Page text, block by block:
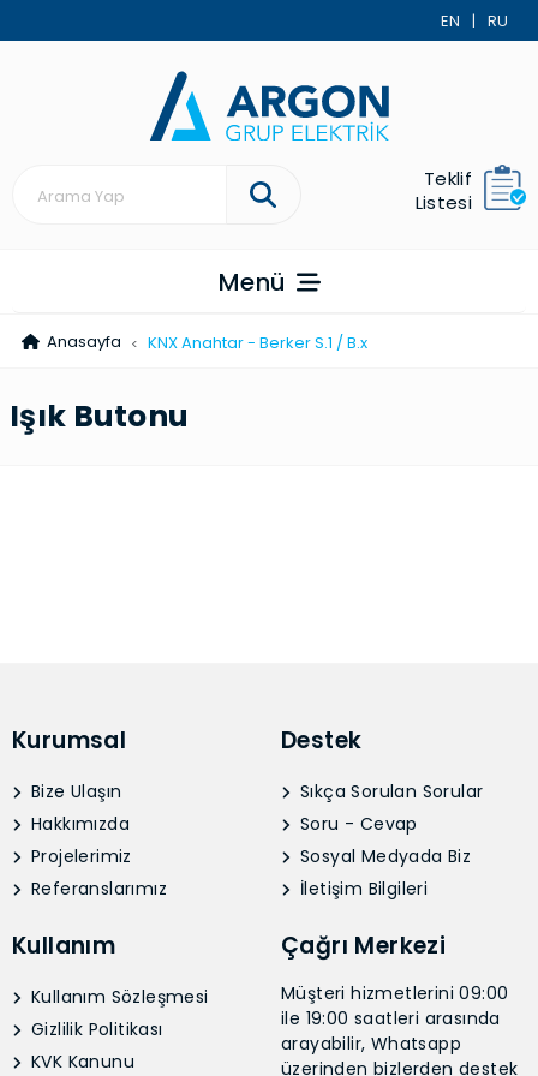
EN | RU
Teklif
Listesi
Menü
Anasayfa KNX Anahtar - Berker S.1 / B.x
Işık Butonu
Kurumsal
Bize Ulaşın
Hakkımızda
Projelerimiz
Referanslarımız
Destek
Sıkça Sorulan Sorular
Soru - Cevap
Sosyal Medyada Biz
İletişim Bilgileri
Kullanım
Kullanım Sözleşmesi
Gizlilik Politikası
KVK Kanunu
Çağrı Merkezi
Müşteri hizmetlerini 09:00
ile 19:00 saatleri arasında
arayabilir, Whatsapp
üzerinden bizlerden destek